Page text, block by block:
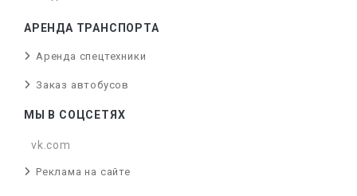
АРЕНДА ТРАНСПОРТА
Аренда спецтехники
Заказ автобусов
МЫ В СОЦСЕТЯХ
vk.com
Реклама на сайте